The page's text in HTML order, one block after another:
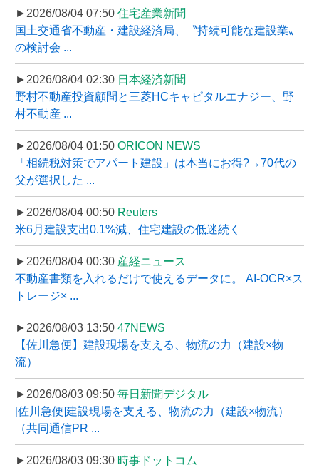
►2026/08/04 07:50 住宅産業新聞
国土交通省不動産・建設経済局、〝持続可能な建設業〟
の検討会 ...
►2026/08/04 02:30 日本経済新聞
野村不動産投資顧問と三菱HCキャピタルエナジー、野
村不動産 ...
►2026/08/04 01:50 ORICON NEWS
「相続税対策でアパート建設」は本当にお得?→70代の
父が選択した ...
►2026/08/04 00:50 Reuters
米6月建設支出0.1%減、住宅建設の低迷続く
►2026/08/04 00:30 産経ニュース
不動産書類を入れるだけで使えるデータに。 AI-OCR×ス
トレージ× ...
►2026/08/03 13:50 47NEWS
【佐川急便】建設現場を支える、物流の力（建設×物
流）
►2026/08/03 09:50 毎日新聞デジタル
[佐川急便]建設現場を支える、物流の力（建設×物流）
（共同通信PR ...
►2026/08/03 09:30 時事ドットコム